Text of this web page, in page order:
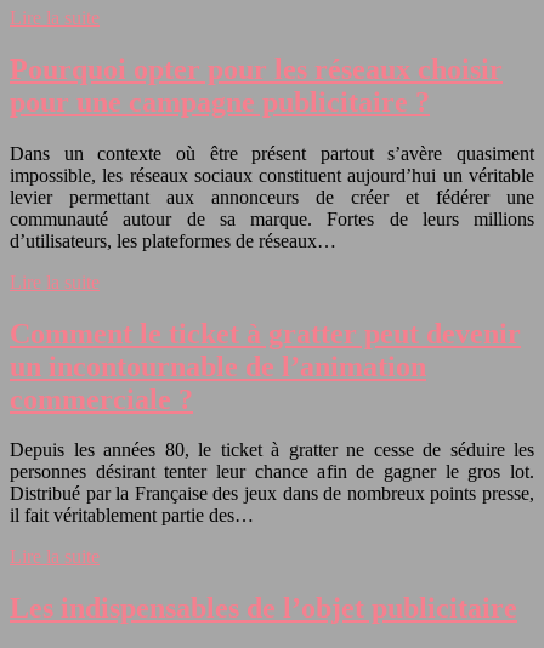
Lire la suite
Pourquoi opter pour les réseaux choisir
pour une campagne publicitaire ?
Dans un contexte où être présent partout s’avère quasiment
impossible, les réseaux sociaux constituent aujourd’hui un véritable
levier permettant aux annonceurs de créer et fédérer une
communauté autour de sa marque. Fortes de leurs millions
d’utilisateurs, les plateformes de réseaux…
Lire la suite
Comment le ticket à gratter peut devenir
un incontournable de l’animation
commerciale ?
Depuis les années 80, le ticket à gratter ne cesse de séduire les
personnes désirant tenter leur chance afin de gagner le gros lot.
Distribué par la Française des jeux dans de nombreux points presse,
il fait véritablement partie des…
Lire la suite
Les indispensables de l’objet publicitaire